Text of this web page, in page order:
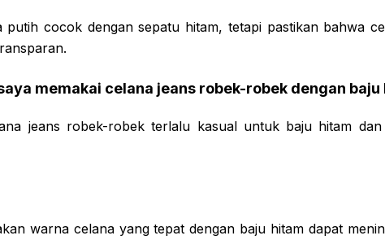
putih cocok dengan sepatu hitam, tetapi pastikan bahwa
memakai celana jeans robek-robek dengan baju
jeans robek-robek terlalu kasual untuk baju hitam
warna celana yang tepat dengan baju hitam dapat